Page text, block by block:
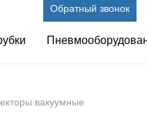
Обратный звонок
вакуумные